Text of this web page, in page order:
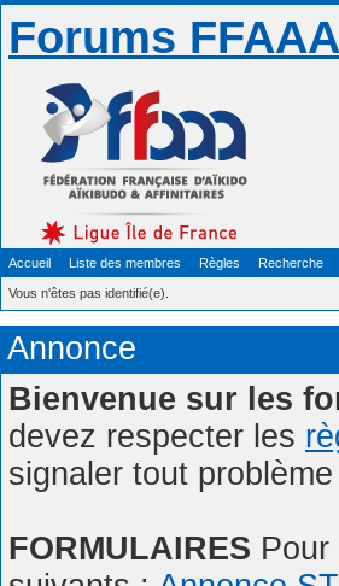
Forums
Accueil Liste des membres Règles Recherche
Vous n'êtes pas identifié(e).
Annonce
Bienvenue sur les
devez respecter les
signaler tout
FORMULAIRES